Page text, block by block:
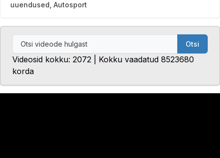
uuendused, Autosport
Otsi
Videosid kokku: 2072 | Kokku vaadatud 8523680
korda